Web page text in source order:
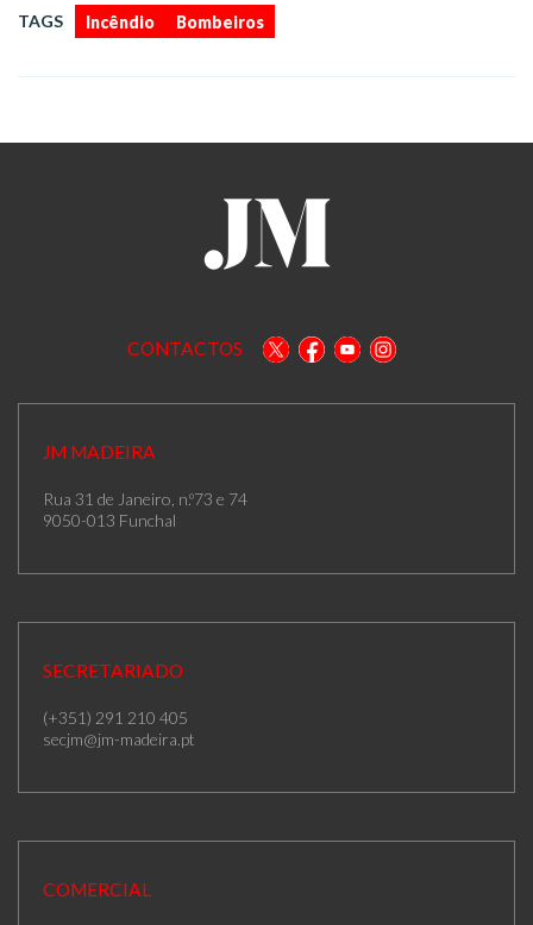
TAGS Incêndio Bombeiros
CONTACTOS
JM MADEIRA
Rua 31 de Janeiro, n.º73 e 74
9050-013 Funchal
SECRETARIADO
(+351) 291 210 405
secjm@jm-madeira.pt
COMERCIAL